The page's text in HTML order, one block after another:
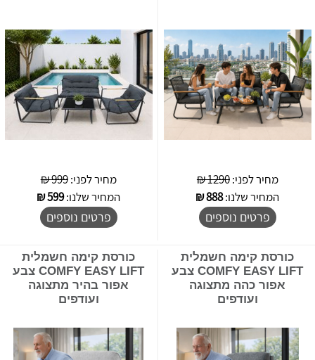
מחיר לפני:1290 ₪
המחיר שלנו:888
₪
פרטים נוספים
מחיר לפני:999 ₪
המחיר שלנו:599
₪
פרטים נוספים
כורסת קימה חשמלית
COMFY EASY LIFT צבע
אפור כהה מתצוגה
ועודפים
כורסת קימה חשמלית
COMFY EASY LIFT צבע
אפור בהיר מתצוגה
ועודפים